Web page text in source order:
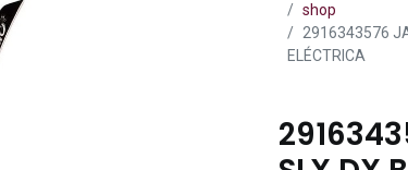
shop
2916343576
ELÉCTRICA